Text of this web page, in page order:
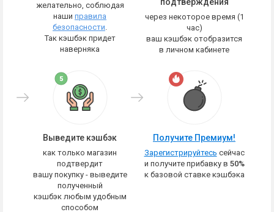
желательно, соблюдая
наши правила
безопасности.
Так кэшбэк придет
наверняка
через некоторое время (1
час)
ваш кэшбэк отобразится
в личном кабинете
Выведите кэшбэк
как только магазин
подтвердит
вашу покупку - выведите
полученный
кэшбэк любым удобным
способом
Получите Премиум!
Зарегистрируйтесь сейчас
и получите прибавку в 50%
к базовой ставке кэшбэка